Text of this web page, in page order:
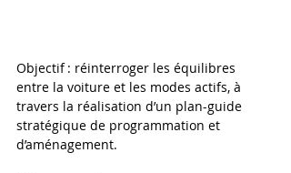
Objectif : réinterroger les équilibres
entre la voiture et les modes actifs, à
travers la réalisation d’un plan-guide
stratégique de programmation et
d’aménagement.